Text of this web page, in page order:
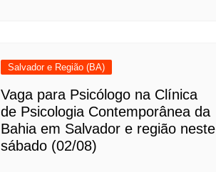
Salvador e Região (BA)
Vaga para Psicólogo na Clínica
de Psicologia Contemporânea da
Bahia em Salvador e região neste
sábado (02/08)